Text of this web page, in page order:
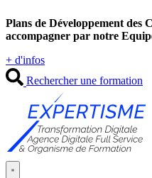
au
contenu
Plans de Développement des
accompagner par notre
+ d'infos
Rechercher une formation